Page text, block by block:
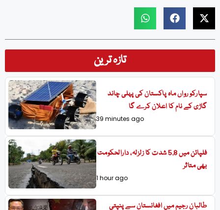
تازہ ترین
سپارکو رواں ماہ پاکستان کی پہلی چاند
گاڑی کے نام کا اعلان کرے گا
39 minutes ago
فلپائن میں 5.8 شدت کا زلزلہ، دارالحکومت
بھی متاثر
1 hour ago
طالبان رجیم میں افغانستان سے پنپتی